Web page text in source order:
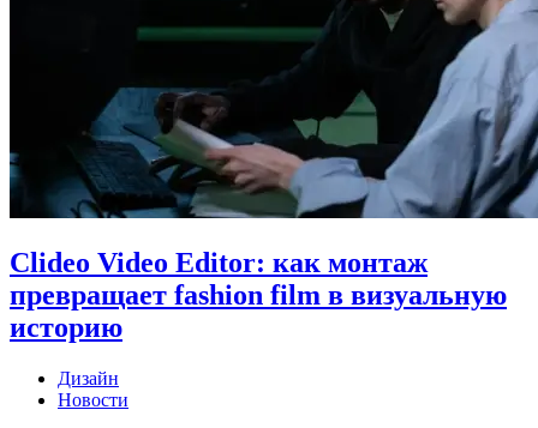
Clideo Video Editor: как монтаж
превращает fashion film в визуальную
историю
Дизайн
Новости